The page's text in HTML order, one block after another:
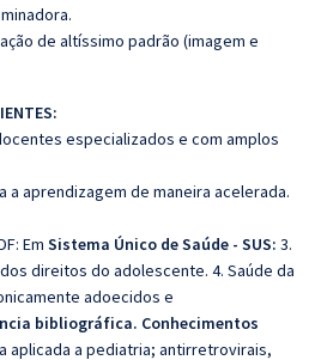
de altíssimo padrão (imagem e
especializados e com amplos
a aprendizagem de maneira acelerada.
Em Sistema Único de Saúde - SUS: 3.
direitos do adolescente. 4. Saúde da
adoecidos e
bibliográfica. Conhecimentos
aplicada a pediatria; antirretrovirais,